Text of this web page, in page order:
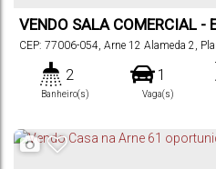
VENDO SALA COMERCIAL -
BUSINESS CENTER
CEP: 77006-054, Arne 12 Alameda 2,
2
Banheiro(s)
1
Vaga(s)